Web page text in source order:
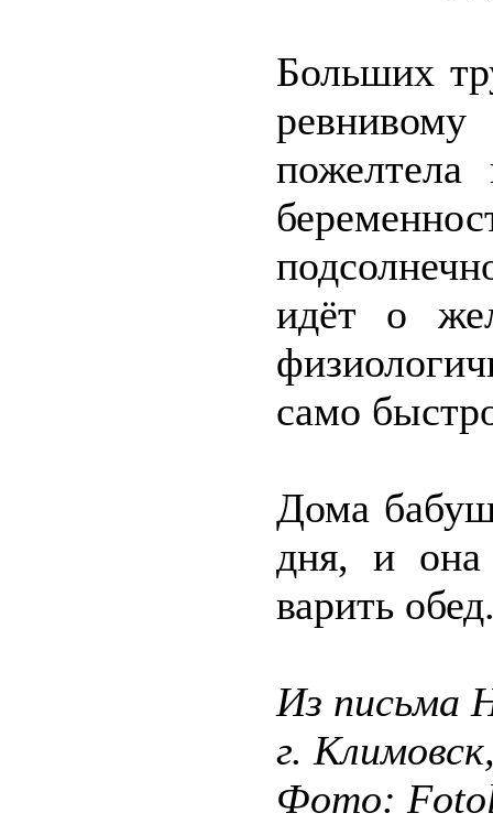
Больших
идёт о
само
Дома
дня, и
варить
Из письма
г.
Фото: